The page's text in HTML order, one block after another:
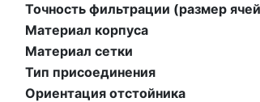
Точность фильтрации (размер
Материал корпуса
Материал сетки
Тип присоединения
Ориентация отстойника